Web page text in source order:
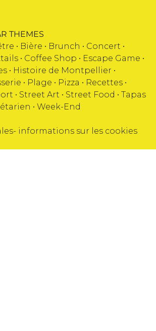
THEMES
• Bière • Brunch • Concert •
• Coffee Shop • Escape Game •
• Histoire de Montpellier •
• Plage • Pizza • Recettes •
• Street Art • Street Food • Tapas
• Week-End
- informations sur les cookies